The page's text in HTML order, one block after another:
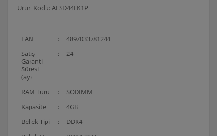
Ürün Kodu: AFSD44FK1P
EAN :
4897033781244
Satış
Garanti
Süresi
(ay)
: 24
RAM Türü :
SODIMM
Kapasite
:
4GB
Bellek Tipi
:
DDR4